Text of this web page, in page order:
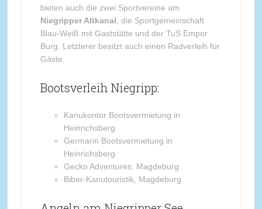
bieten auch die zwei Sportvereine am
Niegripper Altkanal , die Sportgemeinschaft
Blau-Weiß mit Gaststätte und der TuS Empor
Burg. Letzterer besitzt auch einen Radverleih für
Gäste.
Bootsverleih Niegripp:
Kanukontor Bootsvermietung in
Heinrichsberg
Germarin Bootsvermietung in
Heinrichsberg
Gecko Adventures, Magdeburg
Biber-Kanutouristik, Magdeburg